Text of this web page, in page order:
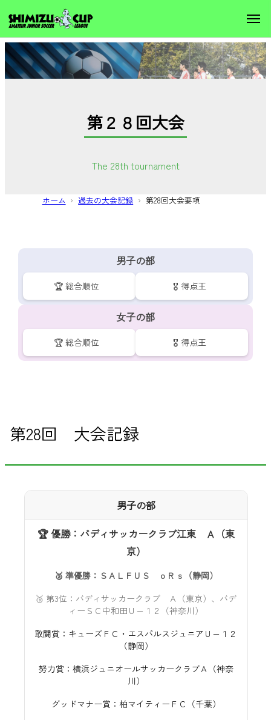
第２８回大会
The 28th tournament
ホーム 過去の大会記録 第28回大会要項
男子の部
🏆 総合順位 🎖️ 得点王
女子の部
🏆 総合順位 🎖️ 得点王
第28回 大会記録
男子の部
🏆 優勝：バディサッカークラブ江東 Ａ（東
京）
🥈 準優勝：ＳＡＬＦＵＳ ｏＲｓ（静岡）
🥉 第3位：バディサッカークラブ Ａ（東京）、バデ
ィーＳＣ中和田Ｕ−１２（神奈川）
敢闘賞：キューズＦＣ・エスパルスジュニアＵ−１２
（静岡）
努力賞：横浜ジュニオールサッカークラブＡ（神奈
川）
グッドマナー賞：柏マイティーＦＣ（千葉）